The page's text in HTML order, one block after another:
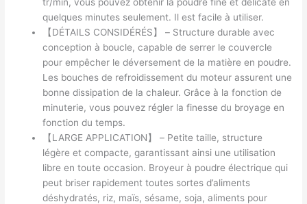
quelques minutes seulement. Il est facile à utiliser.
【DÉTAILS CONSIDÉRÉS】 – Structure durable avec
conception à boucle, capable de serrer le couvercle
pour empêcher le déversement de la matière en poudre.
Les bouches de refroidissement du moteur assurent une
bonne dissipation de la chaleur. Grâce à la fonction de
minuterie, vous pouvez régler la finesse du broyage en
fonction du temps.
【LARGE APPLICATION】 – Petite taille, structure
légère et compacte, garantissant ainsi une utilisation
libre en toute occasion. Broyeur à poudre électrique qui
peut briser rapidement toutes sortes d’aliments
déshydratés, riz, maïs, sésame, soja, aliments pour